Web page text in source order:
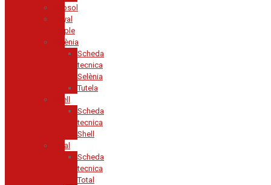
Repsol
Royal
Purple
Selènia
Scheda
tecnica
Selènia
Tutela
Shell
Scheda
tecnica
Shell
Total
Scheda
tecnica
Total